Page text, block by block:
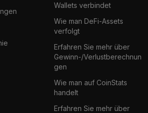
Wallets verbindet
Wie man DeFi-Assets
verfolgt
Erfahren Sie mehr über
Gewinn-/Verlustberechnun
gen
Wie man auf CoinStats
handelt
Erfahren Sie mehr über